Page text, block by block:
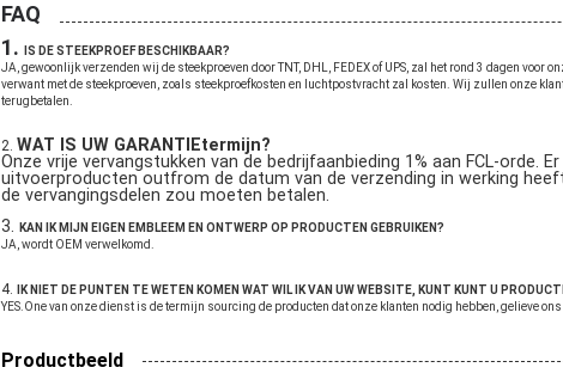
FAQ
1.
IS DE STEEKPROEF BESCHIKBAAR?
JA, gewoonlijk verzenden wij de steekproeven door TNT, DHL, FEDEX of UPS, zal het rond 3 dagen voor
verwant met de steekproeven, zoals steekproefkosten en luchtpostvracht zal kosten. Wij zullen onze
terugbetalen.
2. WAT IS UW GARANTIEtermijn?
Onze vrije vervangstukken van de bedrijfaanbieding 1% aan FCL-orde.
uitvoerproducten outfrom de datum van de verzending in werking
de vervangingsdelen zou moeten betalen.
3.
KAN IK MIJN EIGEN EMBLEEM EN ONTWERP OP PRODUCTEN GEBRUIKEN?
JA, wordt OEM verwelkomd.
4.
IK NIET DE PUNTEN TE WETEN KOMEN WAT WIL IK VAN UW WEBSITE, KUNT KUNT U
YES.One van onze dienst is de termijn sourcing de producten dat onze klanten nodig hebben, gelieve
Productbeeld